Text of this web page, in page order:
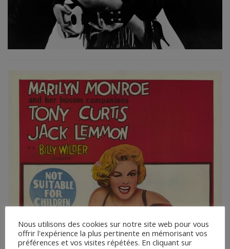
Nous utilisons des cookies sur notre site web pour vous
offrir l'expérience la plus pertinente en mémorisant vos
préférences et vos visites répétées. En cliquant sur